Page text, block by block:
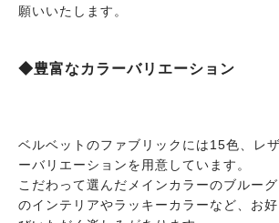
願いいたします。
◆豊富なカラーバリエーション
ベルベットのファブリックには15色、レ
ーバリエーションを用意しています。
こだわって選んだメインカラーのブルー
のインテリアやラッキーカラーなど、お